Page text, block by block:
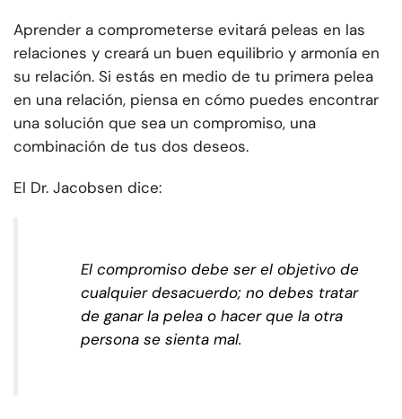
Aprender a comprometerse evitará peleas en las
relaciones y creará un buen equilibrio y armonía en
su relación. Si estás en medio de tu primera pelea
en una relación, piensa en cómo puedes encontrar
una solución que sea un compromiso, una
combinación de tus dos deseos.
El Dr. Jacobsen dice:
El compromiso debe ser el objetivo de
cualquier desacuerdo; no debes tratar
de ganar la pelea o hacer que la otra
persona se sienta mal.